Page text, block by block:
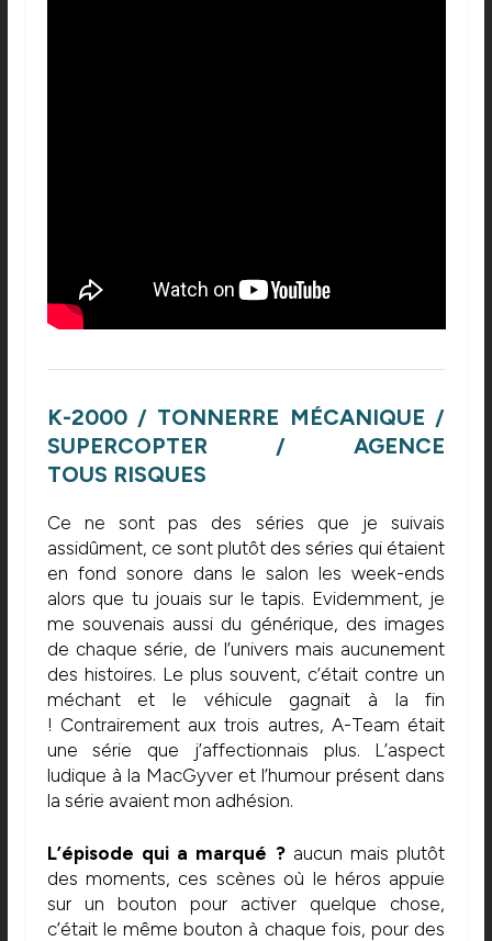
K-2000 / TONNERRE MÉCANIQUE /
SUPERCOPTER / AGENCE
TOUS RISQUES
Ce ne sont pas des séries que je suivais
assidûment, ce sont plutôt des séries qui étaient
en fond sonore dans le salon les week-ends
alors que tu jouais sur le tapis. Evidemment, je
me souvenais aussi du générique, des images
de chaque série, de l’univers mais aucunement
des histoires. Le plus souvent, c’était contre un
méchant et le véhicule gagnait à la fin
! Contrairement aux trois autres, A-Team était
une série que j’affectionnais plus. L’aspect
ludique à la MacGyver et l’humour présent dans
la série avaient mon adhésion.
L’épisode qui a marqué ?aucun mais plutôt
des moments, ces scènes où le héros appuie
sur un bouton pour activer quelque chose,
c’était le même bouton à chaque fois, pour des